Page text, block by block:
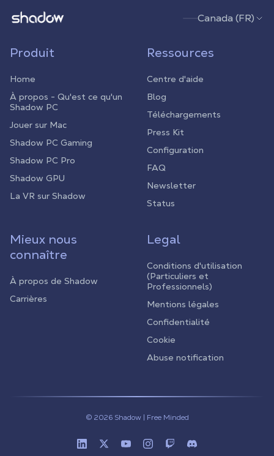
Shadow.tech Canada (FR)
Produit
Home
À propos - Qu'est ce qu'un
Shadow PC
Jouer sur Mac
Shadow PC Gaming
Shadow PC Pro
Shadow GPU
La VR sur Shadow
Ressources
Centre d'aide
Blog
Téléchargements
Press Kit
Configuration
FAQ
Newsletter
Status
Mieux nous
connaître
À propos de Shadow
Carrières
Legal
Conditions d'utilisation
(Particuliers et
Professionnels)
Mentions légales
Confidentialité
Cookie
Abuse notification
© 2026 Shadow | Free Minded
LinkedinTwitter (X)
YoutubeInstagram
TwitchDiscord